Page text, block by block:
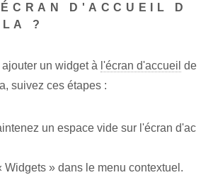
D'ACCUEIL D
?
un widget à l'écran d'accueil de
suivez ces étapes :
un espace vide sur l'écran d'ac
Widgets » dans le menu contextuel.